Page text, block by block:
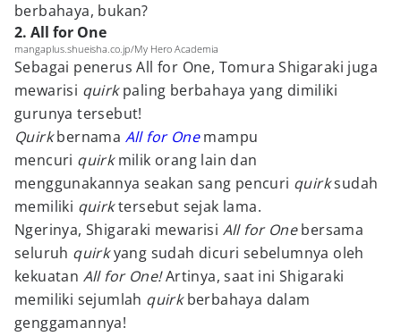
berbahaya, bukan?
2. All for One
mangaplus.shueisha.co.jp/My Hero Academia
Sebagai penerus All for One, Tomura Shigaraki juga
mewarisi quirkpaling berbahaya yang dimiliki
gurunya tersebut!
Quirkbernama All for One mampu
mencuri quirkmilik orang lain dan
menggunakannya seakan sang pencuri quirksudah
memiliki quirktersebut sejak lama.
Ngerinya, Shigaraki mewarisi All for Onebersama
seluruh quirkyang sudah dicuri sebelumnya oleh
kekuatan All for One!Artinya, saat ini Shigaraki
memiliki sejumlah quirkberbahaya dalam
genggamannya!